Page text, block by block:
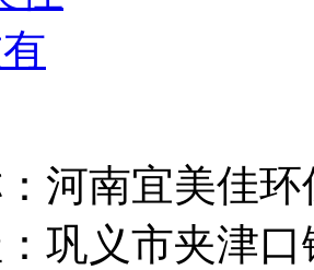
河南宜美佳
：巩义市夹